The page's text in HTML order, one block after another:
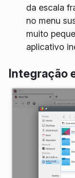
da escala
no menu
muito
aplicativo
Integração